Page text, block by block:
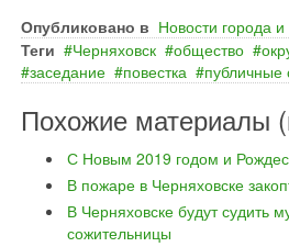
Опубликовано в Новости города
Теги
Черняховск общество
заседание
повестка публичные
Похожие материалы
С Новым 2019 годом и
В пожаре в Черняховске
В Черняховске будут судить
сожительницы